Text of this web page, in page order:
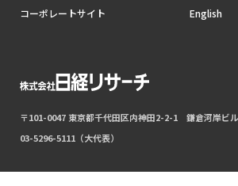
コーポレートサイト English
〒101-0047 東京都千代田区内神田2-2-1 鎌倉河岸ビル
03-5296-5111（大代表）